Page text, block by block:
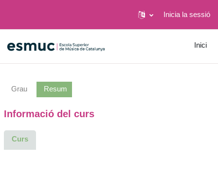
Inicia la sessió
Inici
Grau Resum
Informació del curs
Curs